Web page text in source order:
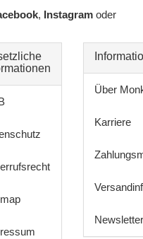
, Instagram oder
Über
Karriere
Newsletter